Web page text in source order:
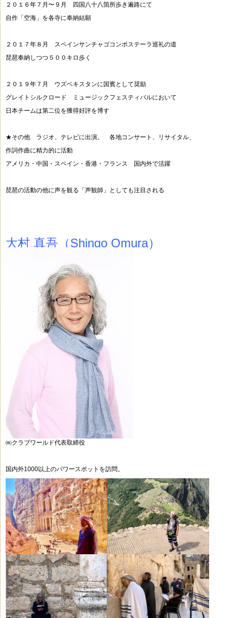
２０１６年７月〜９月 四国八十八箇所歩き遍路にて
自作「空海」を各寺に奉納結願
２０１７年８月 スペインサンチャゴコンポステーラ巡礼の道
琵琶奉納しつつ５００キロ歩く
２０１９年７月 ウズベキスタンに国賓として奨励
グレイトシルクロード ミュージックフェスティバルにおいて
日本チームは第二位を獲得好評を博す
★その他 ラジオ、テレビに出演。 各地コンサート、リサイタル、
作詞作曲に精力的に活動
アメリカ・中国・スペイン・香港・フランス 国内外で活躍
琵琶の活動の他に声を観る「声観師」としても注目される
大村 真吾（Shingo Omura）
㈱クラブワールド代表取締役
国内外1000以上のパワースポットを訪問。